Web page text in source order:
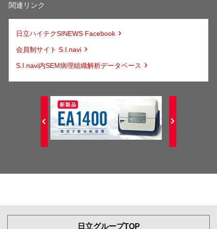
関連リンク
日立ハイテクSINEWS Facebook
会員制サイト S.I.navi
S.I.navi内SEM病理組織解析データベース
日立グループTOP